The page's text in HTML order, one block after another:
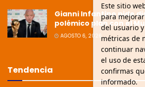
Gianni Infantino pide
polémico plan con el
AGOSTO 6, 2026
Tendencia
Este sitio
para
del usuario
métricas de
continuar
el uso de
confirmas
informado.